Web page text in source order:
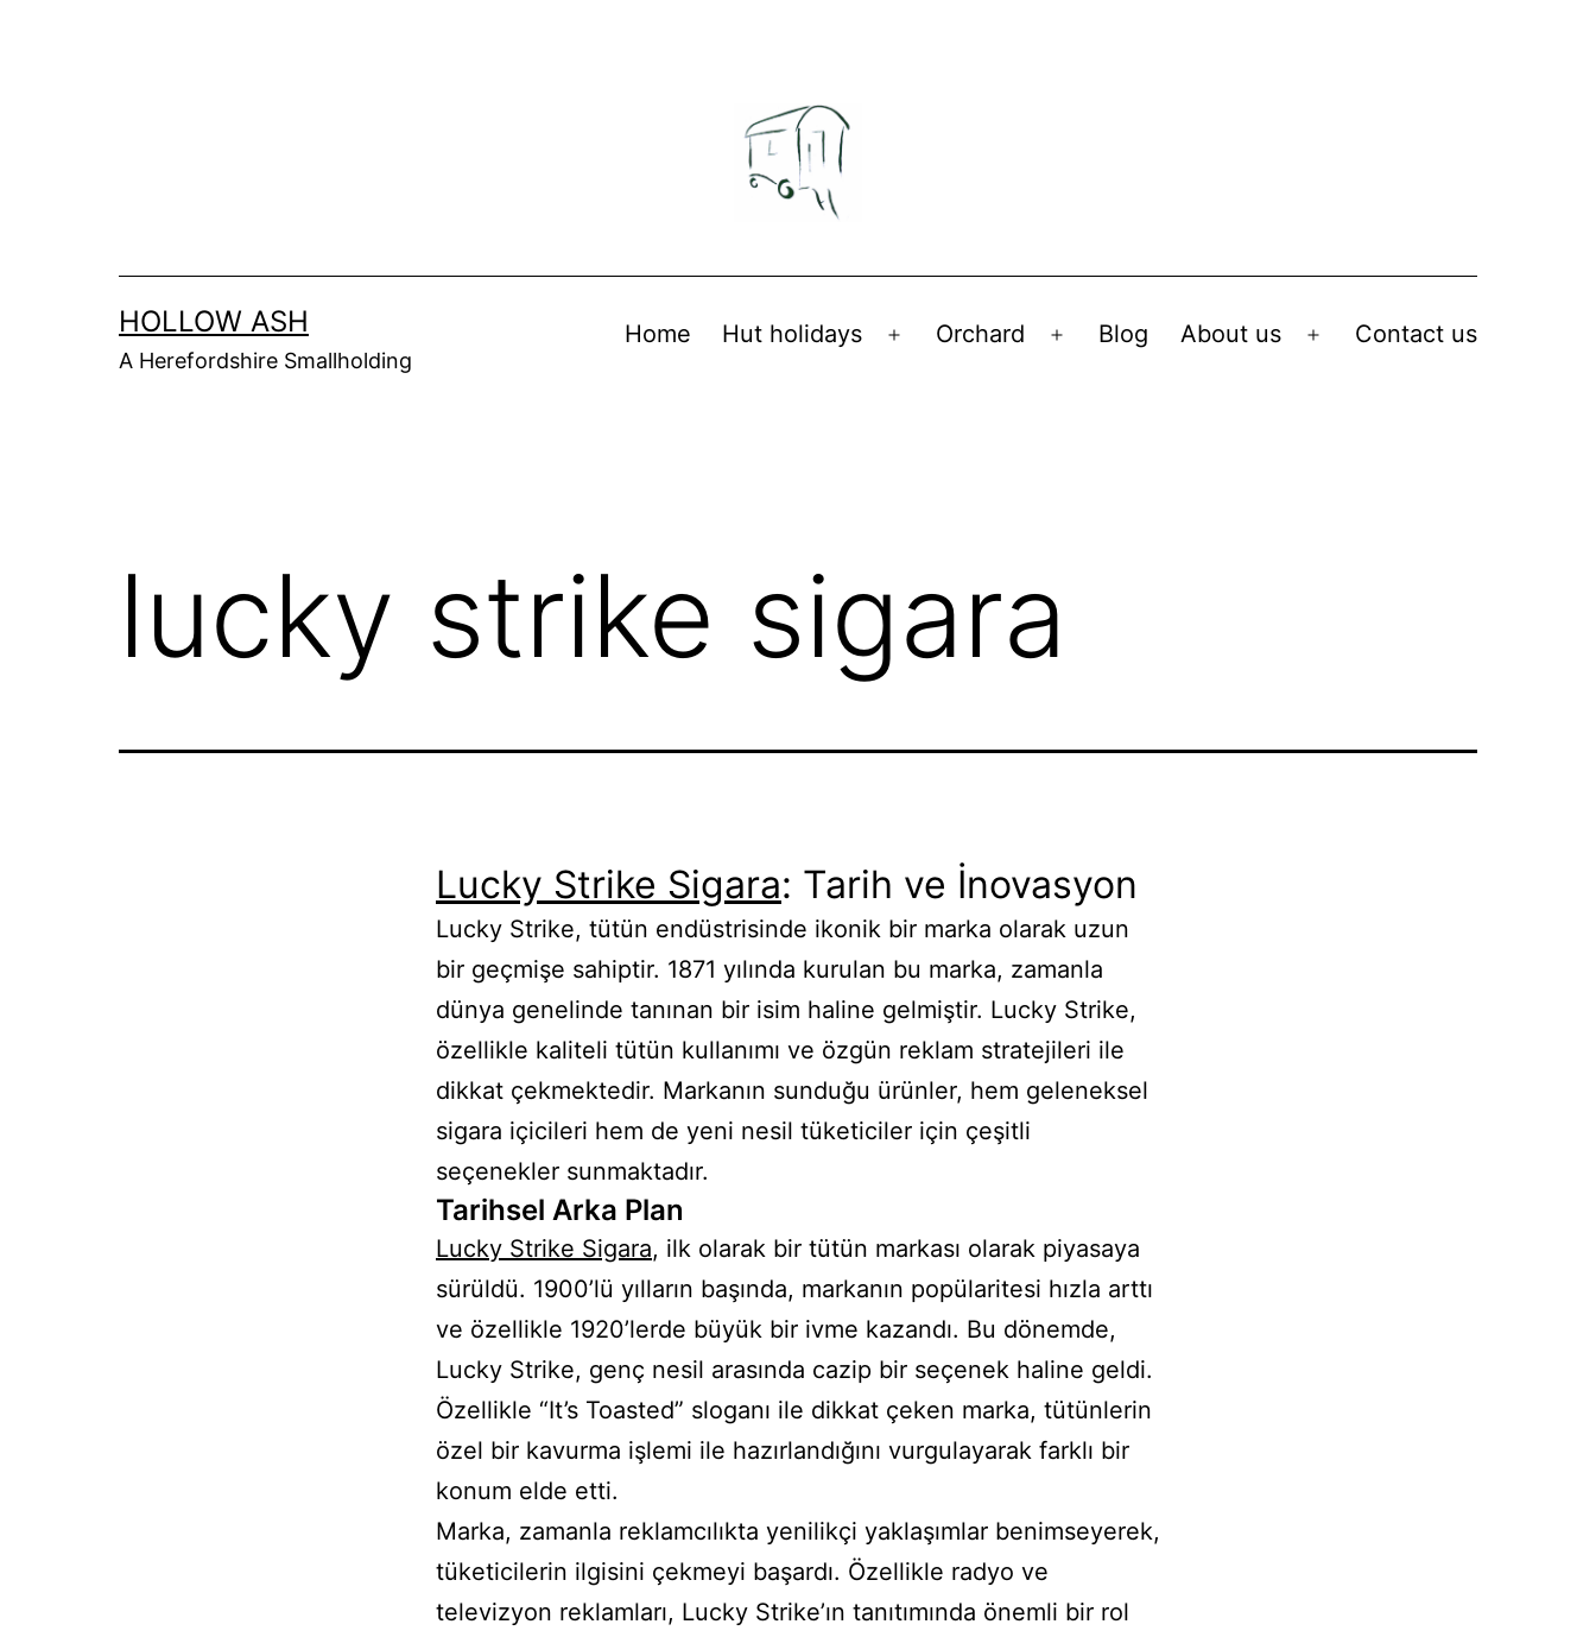
HOLLOW ASH
A Herefordshire Smallholding
Home Hut holidays
Open
Orchard
Open
Blog About us
Open
Contact us
lucky strike sigara
Lucky Strike Sigara: Tarih ve İnovasyon
Lucky Strike, tütün endüstrisinde ikonik bir marka olarak uzun
bir geçmişe sahiptir. 1871 yılında kurulan bu marka, zamanla
dünya genelinde tanınan bir isim haline gelmiştir. Lucky Strike,
özellikle kaliteli tütün kullanımı ve özgün reklam stratejileri ile
dikkat çekmektedir. Markanın sunduğu ürünler, hem geleneksel
sigara içicileri hem de yeni nesil tüketiciler için çeşitli
seçenekler sunmaktadır.
Tarihsel Arka Plan
Lucky Strike Sigara, ilk olarak bir tütün markası olarak piyasaya
sürüldü. 1900’lü yılların başında, markanın popülaritesi hızla arttı
ve özellikle 1920’lerde büyük bir ivme kazandı. Bu dönemde,
Lucky Strike, genç nesil arasında cazip bir seçenek haline geldi.
Özellikle “It’s Toasted” sloganı ile dikkat çeken marka, tütünlerin
özel bir kavurma işlemi ile hazırlandığını vurgulayarak farklı bir
konum elde etti.
Marka, zamanla reklamcılıkta yenilikçi yaklaşımlar benimseyerek,
tüketicilerin ilgisini çekmeyi başardı. Özellikle radyo ve
televizyon reklamları, Lucky Strike’ın tanıtımında önemli bir rol